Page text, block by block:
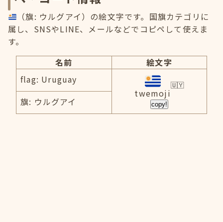
（旗: ウルグアイ）の絵文字です。国旗カテゴリに
属し、SNSやLINE、メールなどでコピペして使えま
す。
名前
絵文字
flag: Uruguay
twemoji
copy!
旗: ウルグアイ